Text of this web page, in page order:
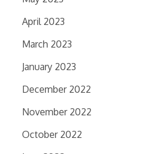
April 2023
March 2023
January 2023
December 2022
November 2022
October 2022